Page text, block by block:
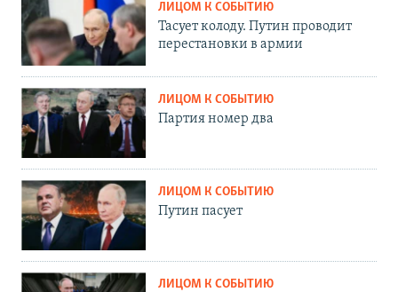
ЛИЦОМ К СОБЫТИЮ
Тасует колоду. Путин проводит
перестановки в армии
ЛИЦОМ К СОБЫТИЮ
Партия номер два
ЛИЦОМ К СОБЫТИЮ
Путин пасует
ЛИЦОМ К СОБЫТИЮ